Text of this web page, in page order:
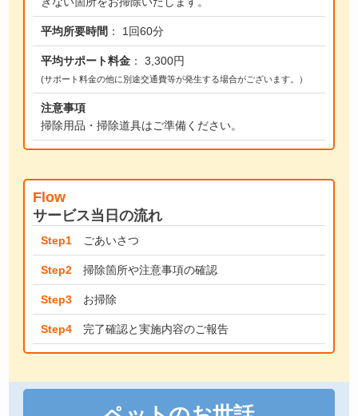
平均所要時間 ： 1回60分
平均サポート料金 ： 3,300円
(サポート料金の他に別途交通費等が発生する場合がございます。）
注意事項
掃除用品・掃除道具はご準備ください。
Flow
サービス当日の流れ
Step1 ごあいさつ
Step2 掃除箇所や注意事項の確認
Step3 お掃除
Step4 完了確認と実施内容のご報告